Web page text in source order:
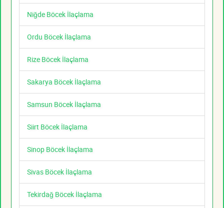
Niğde Böcek İlaçlama
Ordu Böcek İlaçlama
Rize Böcek İlaçlama
Sakarya Böcek İlaçlama
Samsun Böcek İlaçlama
Siirt Böcek İlaçlama
Sinop Böcek İlaçlama
Sivas Böcek İlaçlama
Tekirdağ Böcek İlaçlama